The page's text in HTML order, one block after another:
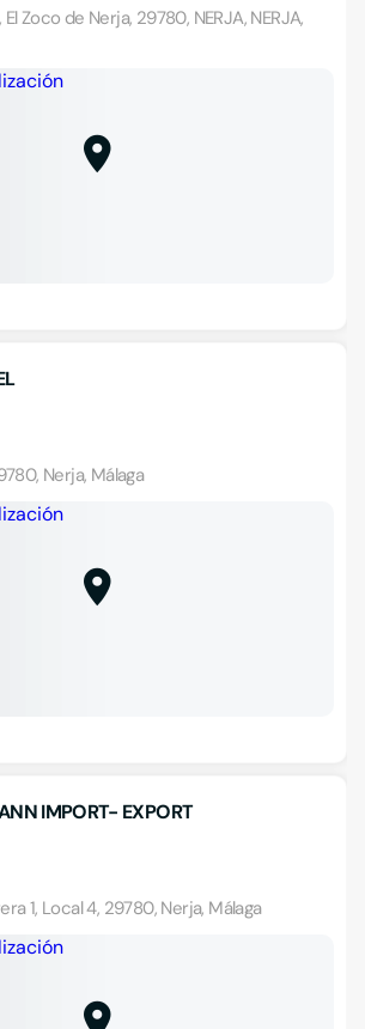
Zoco de Nerja, 29780, NERJA, NERJA,
Nerja, Málaga
IMPORT- EXPORT
1, Local 4, 29780, Nerja, Málaga